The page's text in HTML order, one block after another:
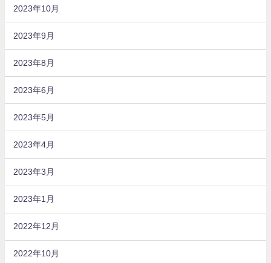
2023年10月
2023年9月
2023年8月
2023年6月
2023年5月
2023年4月
2023年3月
2023年1月
2022年12月
2022年10月